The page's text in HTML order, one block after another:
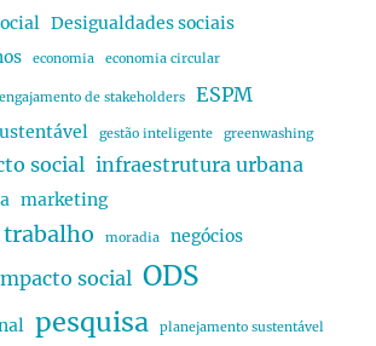
Desigualdades sociais
economia economia circular
engajamento de stakeholders ESPM
gestão inteligente greenwashing
social infraestrutura urbana
marketing
trabalho moradia negócios
social ODS
pesquisa planejamento sustentável